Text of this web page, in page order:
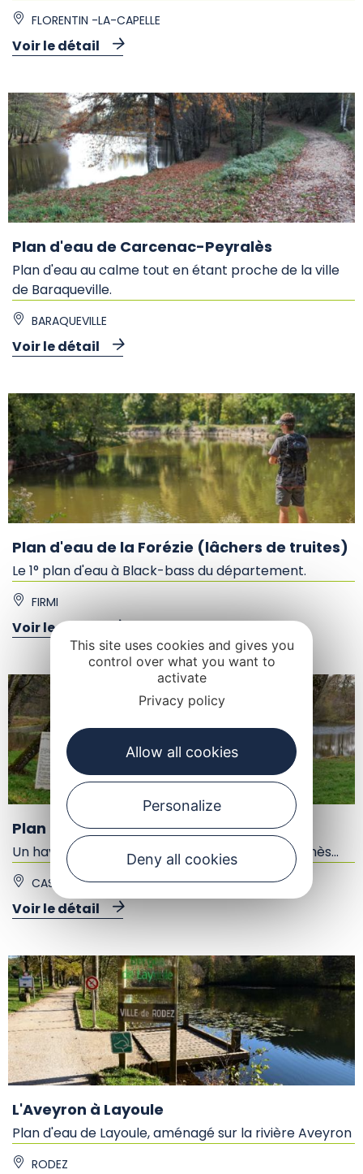
FLORENTIN -LA-CAPELLE
Voir le détail
Plan d'eau de Carcenac-Peyralès
Plan d'eau au calme tout en étant proche de la ville
de Baraqueville.
BARAQUEVILLE
Voir le détail
Plan d'eau de la Forézie (lâchers de truites)
Le 1° plan d'eau à Black-bass du département.
FIRMI
Voir le détail
Plan d'eau du Glandou
Un havre de paix proche de Cassagnes-Bégonhès...
CASSAGNES-BÉGONHÈS
Voir le détail
L'Aveyron à Layoule
Plan d'eau de Layoule, aménagé sur la rivière Aveyron
RODEZ
This site uses cookies and gives you
control over what you want to
activate
Privacy policy
Allow all cookies
Personalize
Deny all cookies